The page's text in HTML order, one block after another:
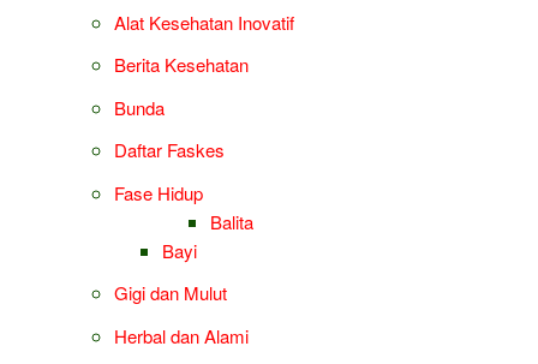
Alat Kesehatan Inovatif
Berita Kesehatan
Bunda
Daftar Faskes
Fase Hidup
Balita
Bayi
Gigi dan Mulut
Herbal dan Alami